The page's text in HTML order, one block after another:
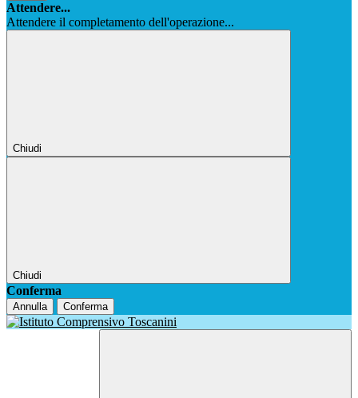
Attendere...
Attendere il completamento dell'operazione...
Chiudi
Chiudi
Conferma
Annulla Conferma